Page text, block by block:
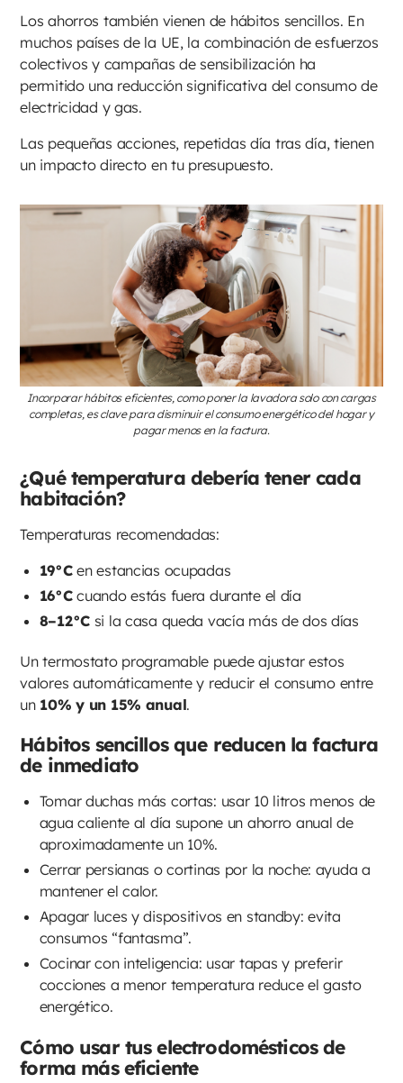
Los ahorros también vienen de hábitos sencillos. En
muchos países de la UE, la combinación de esfuerzos
colectivos y campañas de sensibilización ha
permitido una reducción significativa del consumo de
electricidad y gas.
Las pequeñas acciones, repetidas día tras día, tienen
un impacto directo en tu presupuesto.
Incorporar hábitos eficientes, como poner la lavadora solo con cargas
completas, es clave para disminuir el consumo energético del hogar y
pagar menos en la factura.
¿Qué temperatura debería tener cada
habitación?
Temperaturas recomendadas:
19°Cen estancias ocupadas
16°Ccuando estás fuera durante el día
8–12°Csi la casa queda vacía más de dos días
Un termostato programable puede ajustar estos
valores automáticamente y reducir el consumo entre
un 10% y un 15% anual.
Hábitos sencillos que reducen la factura
de inmediato
Tomar duchas más cortas: usar 10 litros menos de
agua caliente al día supone un ahorro anual de
aproximadamente un 10%.
Cerrar persianas o cortinas por la noche: ayuda a
mantener el calor.
Apagar luces y dispositivos en standby: evita
consumos “fantasma”.
Cocinar con inteligencia: usar tapas y preferir
cocciones a menor temperatura reduce el gasto
energético.
Cómo usar tus electrodomésticos de
forma más eficiente